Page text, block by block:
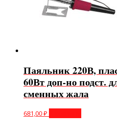
Паяльник 220В,
60Вт доп-но подст.
сменных жала
681,00₽